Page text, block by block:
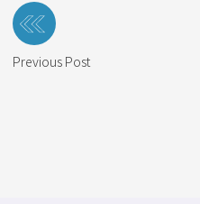
投
稿
ナ
ビ
Previous Post